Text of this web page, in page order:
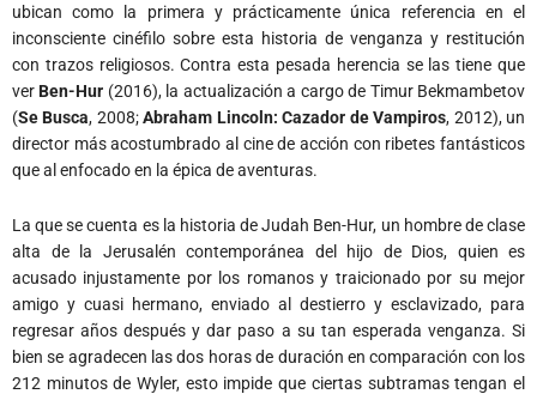
ubican como la primera y prácticamente única referencia en el
inconsciente cinéfilo sobre esta historia de venganza y restitución
con trazos religiosos. Contra esta pesada herencia se las tiene que
verBen-Hur (2016), la actualización a cargo de Timur Bekmambetov
(Se Busca, 2008;Abraham Lincoln: Cazador de Vampiros, 2012), un
director más acostumbrado al cine de acción con ribetes fantásticos
que al enfocado en la épica de aventuras.
La que se cuenta es la historia de Judah Ben-Hur, un hombre de clase
alta de la Jerusalén contemporánea del hijo de Dios, quien es
acusado injustamente por los romanos y traicionado por su mejor
amigo y cuasi hermano, enviado al destierro y esclavizado, para
regresar años después y dar paso a su tan esperada venganza. Si
bien se agradecen las dos horas de duración en comparación con los
212 minutos de Wyler, esto impide que ciertas subtramas tengan el